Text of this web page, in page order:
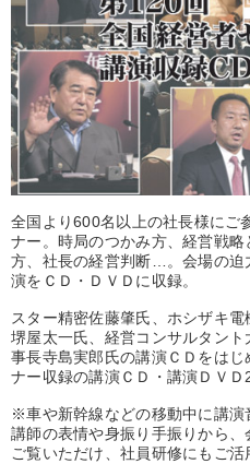
優秀各社の智恵と戦略 事業
若手異才経営者の発想 専門
リーダーの器量を学ぶ
全国経営者セミナー収録〈売れ
評講話
歴史・古典に学ぶ実務講話
社員が自律的に動き出す組織づ
【2026年7月】音声・映像ご案内
全国より600名以上の社長様にご
ナー。時局のつかみ方、経営戦
方、社長の経営判断…。会場の迫
演をＣＤ・ＤＶＤに収録。
スター精密佐藤肇氏、ホシザキ
堺屋太一氏、経営コンサルタン
事長寺島実郎氏の講演ＣＤをは
ナー収録の講演ＣＤ・講演ＤＶＤ
※車や新幹線などの移動中に講演
講師の表情や身振り手振りから
ご覧いただけ、社員研修にもご活